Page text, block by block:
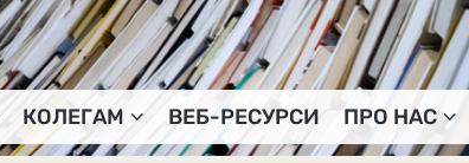
КОЛЕГАМ ВЕБ-РЕСУРСИ ПРО НАС